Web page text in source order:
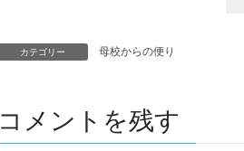
カテゴリー 母校からの便り
コメントを残す